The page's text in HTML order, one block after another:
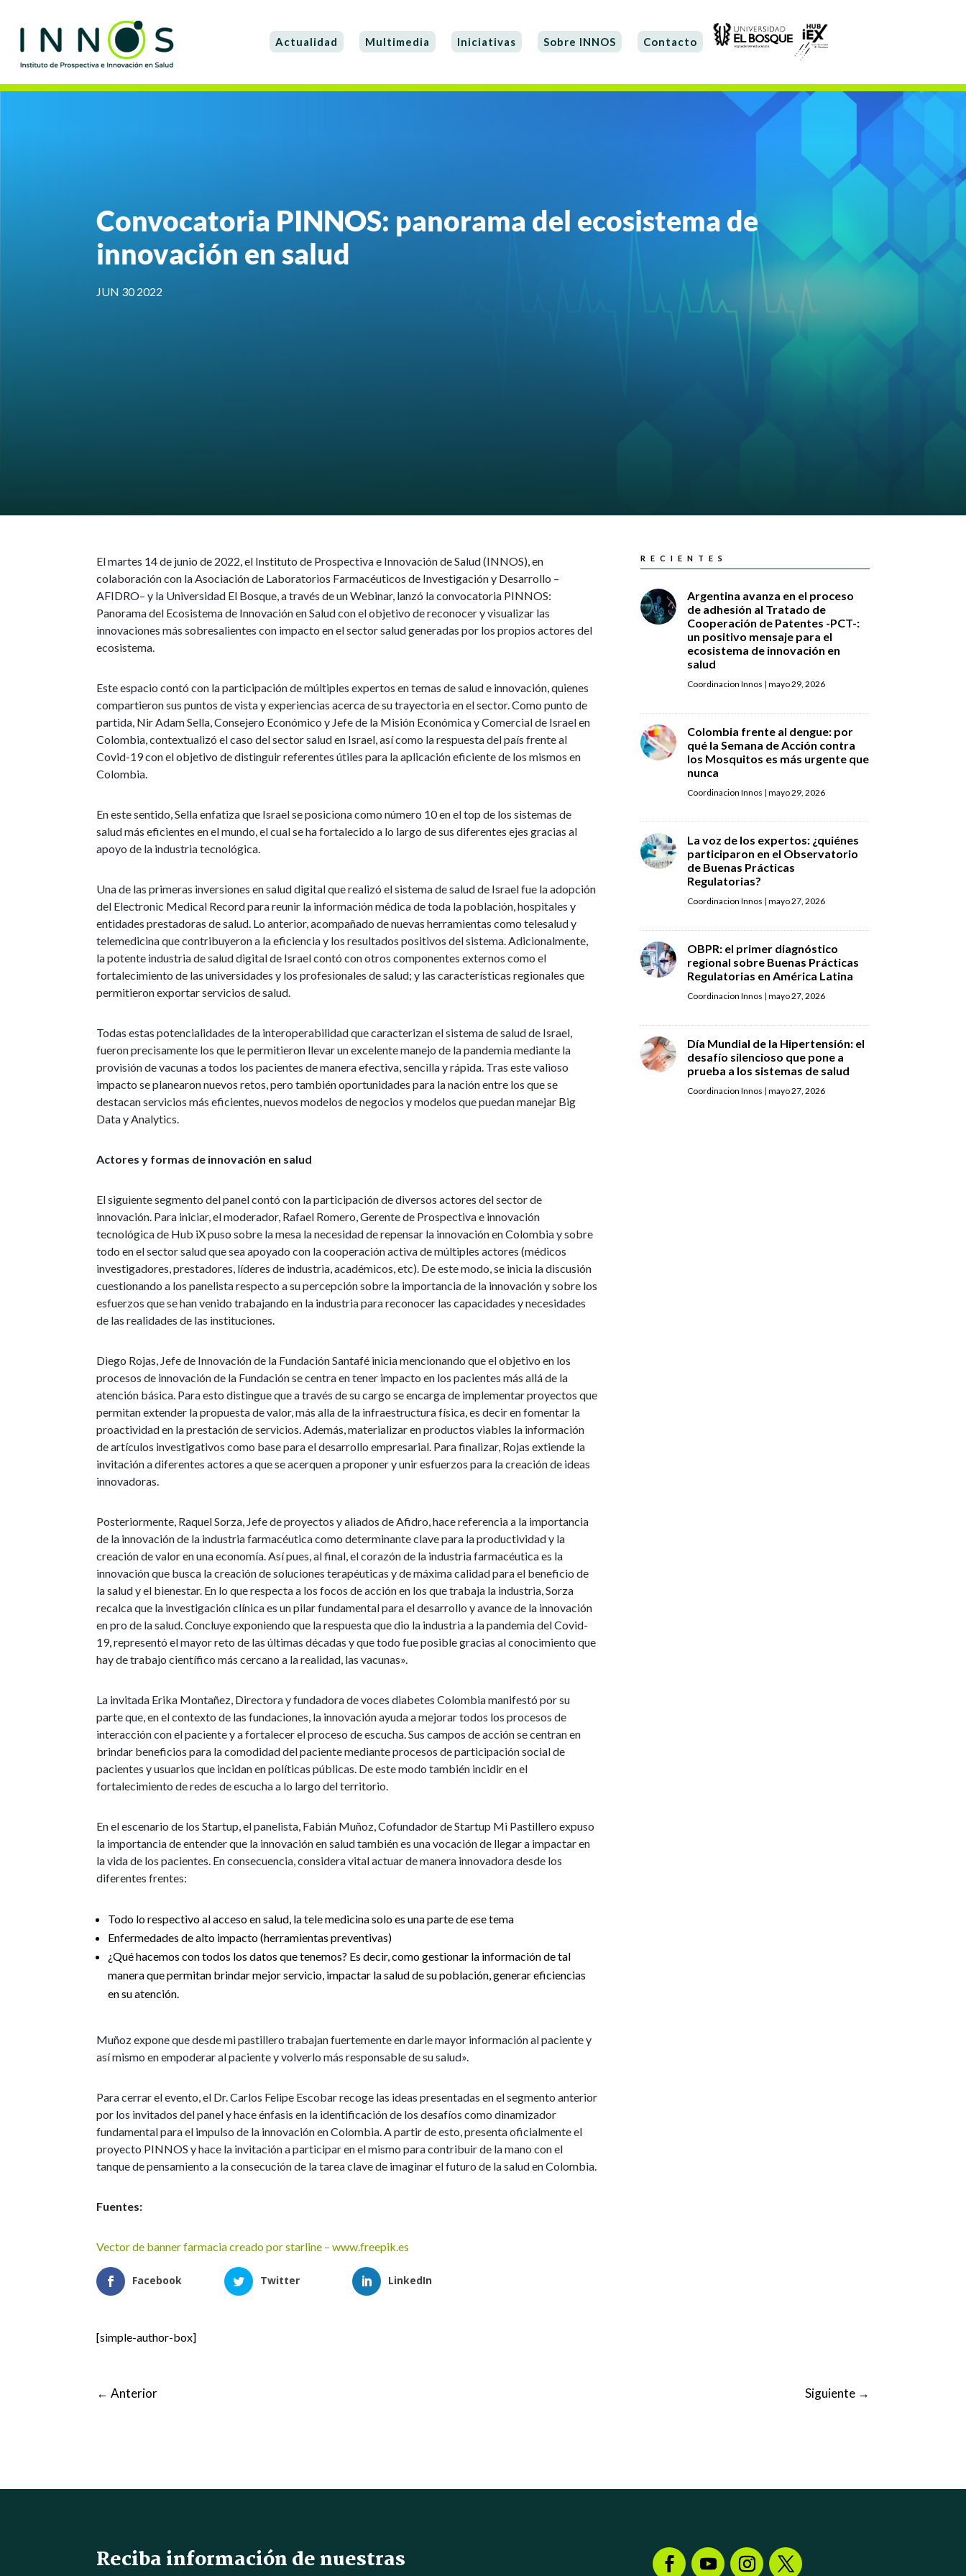
Actualidad Multimedia Iniciativas Sobre INNOS Contacto
Convocatoria PINNOS: panorama del ecosistema de
innovación en salud
JUN 30 2022
El martes 14 de junio de 2022, el Instituto de Prospectiva e Innovación de Salud (INNOS), en
colaboración con la Asociación de Laboratorios Farmacéuticos de Investigación y Desarrollo –
AFIDRO– y la Universidad El Bosque, a través de un Webinar, lanzó la convocatoria PINNOS:
Panorama del Ecosistema de Innovación en Salud con el objetivo de reconocer y visualizar las
innovaciones más sobresalientes con impacto en el sector salud generadas por los propios actores del
ecosistema.
Este espacio contó con la participación de múltiples expertos en temas de salud e innovación, quienes
compartieron sus puntos de vista y experiencias acerca de su trayectoria en el sector. Como punto de
partida, Nir Adam Sella, Consejero Económico y Jefe de la Misión Económica y Comercial de Israel en
Colombia, contextualizó el caso del sector salud en Israel, así como la respuesta del país frente al
Covid-19 con el objetivo de distinguir referentes útiles para la aplicación eficiente de los mismos en
Colombia.
En este sentido, Sella enfatiza que Israel se posiciona como número 10 en el top de los sistemas de
salud más eficientes en el mundo, el cual se ha fortalecido a lo largo de sus diferentes ejes gracias al
apoyo de la industria tecnológica.
Una de las primeras inversiones en salud digital que realizó el sistema de salud de Israel fue la adopción
del Electronic Medical Record para reunir la información médica de toda la población, hospitales y
entidades prestadoras de salud. Lo anterior, acompañado de nuevas herramientas como telesalud y
telemedicina que contribuyeron a la eficiencia y los resultados positivos del sistema. Adicionalmente,
la potente industria de salud digital de Israel contó con otros componentes externos como el
fortalecimiento de las universidades y los profesionales de salud; y las características regionales que
permitieron exportar servicios de salud.
Todas estas potencialidades de la interoperabilidad que caracterizan el sistema de salud de Israel,
fueron precisamente los que le permitieron llevar un excelente manejo de la pandemia mediante la
provisión de vacunas a todos los pacientes de manera efectiva, sencilla y rápida. Tras este valioso
impacto se planearon nuevos retos, pero también oportunidades para la nación entre los que se
destacan servicios más eficientes, nuevos modelos de negocios y modelos que puedan manejar Big
Data y Analytics.
Actores y formas de innovación en salud
El siguiente segmento del panel contó con la participación de diversos actores del sector de
innovación. Para iniciar, el moderador, Rafael Romero, Gerente de Prospectiva e innovación
tecnológica de Hub iX puso sobre la mesa la necesidad de repensar la innovación en Colombia y sobre
todo en el sector salud que sea apoyado con la cooperación activa de múltiples actores (médicos
investigadores, prestadores, líderes de industria, académicos, etc). De este modo, se inicia la discusión
cuestionando a los panelista respecto a su percepción sobre la importancia de la innovación y sobre los
esfuerzos que se han venido trabajando en la industria para reconocer las capacidades y necesidades
de las realidades de las instituciones.
Diego Rojas, Jefe de Innovación de la Fundación Santafé inicia mencionando que el objetivo en los
procesos de innovación de la Fundación se centra en tener impacto en los pacientes más allá de la
atención básica. Para esto distingue que a través de su cargo se encarga de implementar proyectos que
permitan extender la propuesta de valor, más alla de la infraestructura física, es decir en fomentar la
proactividad en la prestación de servicios. Además, materializar en productos viables la información
de artículos investigativos como base para el desarrollo empresarial. Para finalizar, Rojas extiende la
invitación a diferentes actores a que se acerquen a proponer y unir esfuerzos para la creación de ideas
innovadoras.
Posteriormente, Raquel Sorza, Jefe de proyectos y aliados de Afidro, hace referencia a la importancia
de la innovación de la industria farmacéutica como determinante clave para la productividad y la
creación de valor en una economía. Así pues, al final, el corazón de la industria farmacéutica es la
innovación que busca la creación de soluciones terapéuticas y de máxima calidad para el beneficio de
la salud y el bienestar. En lo que respecta a los focos de acción en los que trabaja la industria, Sorza
recalca que la investigación clínica es un pilar fundamental para el desarrollo y avance de la innovación
en pro de la salud. Concluye exponiendo que la respuesta que dio la industria a la pandemia del Covid-
19, representó el mayor reto de las últimas décadas y que todo fue posible gracias al conocimiento que
hay de trabajo científico más cercano a la realidad, las vacunas».
La invitada Erika Montañez, Directora y fundadora de voces diabetes Colombia manifestó por su
parte que, en el contexto de las fundaciones, la innovación ayuda a mejorar todos los procesos de
interacción con el paciente y a fortalecer el proceso de escucha. Sus campos de acción se centran en
brindar beneficios para la comodidad del paciente mediante procesos de participación social de
pacientes y usuarios que incidan en políticas públicas. De este modo también incidir en el
fortalecimiento de redes de escucha a lo largo del territorio.
En el escenario de los Startup, el panelista, Fabián Muñoz, Cofundador de Startup Mi Pastillero expuso
la importancia de entender que la innovación en salud también es una vocación de llegar a impactar en
la vida de los pacientes. En consecuencia, considera vital actuar de manera innovadora desde los
diferentes frentes:
Todo lo respectivo al acceso en salud, la tele medicina solo es una parte de ese tema
Enfermedades de alto impacto (herramientas preventivas)
¿Qué hacemos con todos los datos que tenemos? Es decir, como gestionar la información de tal
manera que permitan brindar mejor servicio, impactar la salud de su población, generar eficiencias
en su atención.
Muñoz expone que desde mi pastillero trabajan fuertemente en darle mayor información al paciente y
así mismo en empoderar al paciente y volverlo más responsable de su salud».
Para cerrar el evento, el Dr. Carlos Felipe Escobar recoge las ideas presentadas en el segmento anterior
por los invitados del panel y hace énfasis en la identificación de los desafíos como dinamizador
fundamental para el impulso de la innovación en Colombia. A partir de esto, presenta oficialmente el
proyecto PINNOS y hace la invitación a participar en el mismo para contribuir de la mano con el
tanque de pensamiento a la consecución de la tarea clave de imaginar el futuro de la salud en Colombia.
Fuentes:
Vector de banner farmacia creado por starline – www.freepik.es
Facebook Twitter LinkedIn
[simple-author-box]
RECIENTES
Argentina avanza en el proceso
de adhesión al Tratado de
Cooperación de Patentes -PCT-:
un positivo mensaje para el
ecosistema de innovación en
salud
Coordinacion Innos | mayo 29, 2026
Colombia frente al dengue: por
qué la Semana de Acción contra
los Mosquitos es más urgente que
nunca
Coordinacion Innos | mayo 29, 2026
La voz de los expertos: ¿quiénes
participaron en el Observatorio
de Buenas Prácticas
Regulatorias?
Coordinacion Innos | mayo 27, 2026
OBPR: el primer diagnóstico
regional sobre Buenas Prácticas
Regulatorias en América Latina
Coordinacion Innos | mayo 27, 2026
Día Mundial de la Hipertensión: el
desafío silencioso que pone a
prueba a los sistemas de salud
Coordinacion Innos | mayo 27, 2026
←Anterior Siguiente→
Reciba información de nuestras